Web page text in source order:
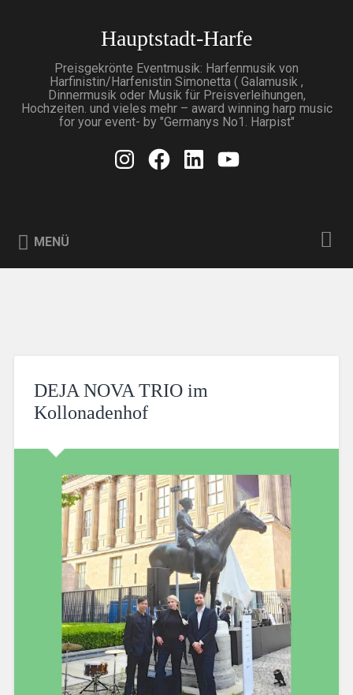
Hauptstadt-Harfe
Preisgekrönte Eventmusik: Harfenmusik von
Harfinistin/Harfenistin Simonetta ( Galamusik ,
Dinnermusik oder Musik für Preisverleihungen,
Hochzeiten. und vieles mehr – award winning harp music
for your event- by "Germanys No1. Harpist"
Instagram
Facebook
Linkedin
Youtube
MENÜ
DEJA NOVA TRIO im
Kollonadenhof